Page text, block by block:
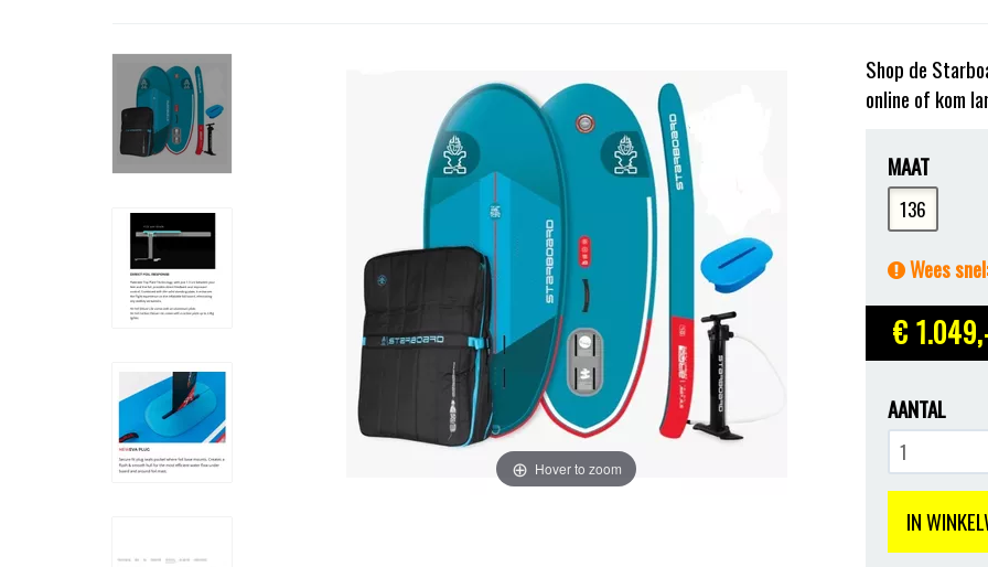
Hover to zoom
Shop de
online of kom
MAAT
136
Wees
€ 1.049
AANTAL
IN